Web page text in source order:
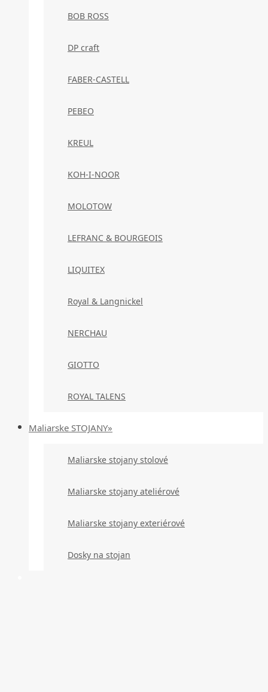
BOB ROSS
DP craft
FABER-CASTELL
PEBEO
KREUL
KOH-I-NOOR
MOLOTOW
LEFRANC & BOURGEOIS
LIQUITEX
Royal & Langnickel
NERCHAU
GIOTTO
ROYAL TALENS
Maliarske STOJANY»
Maliarske stojany stolové
Maliarske stojany ateliérové
Maliarske stojany exteriérové
Dosky na stojan